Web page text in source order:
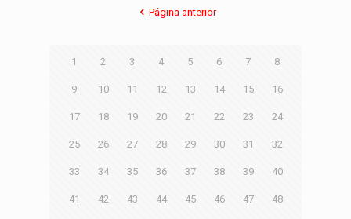
Página anterior
1 2 3 4 5 6 7 8
9 10 11 12 13 14 15 16
17 18 19 20 21 22 23 24
25 26 27 28 29 30 31 32
33 34 35 36 37 38 39 40
41 42 43 44 45 46 47 48